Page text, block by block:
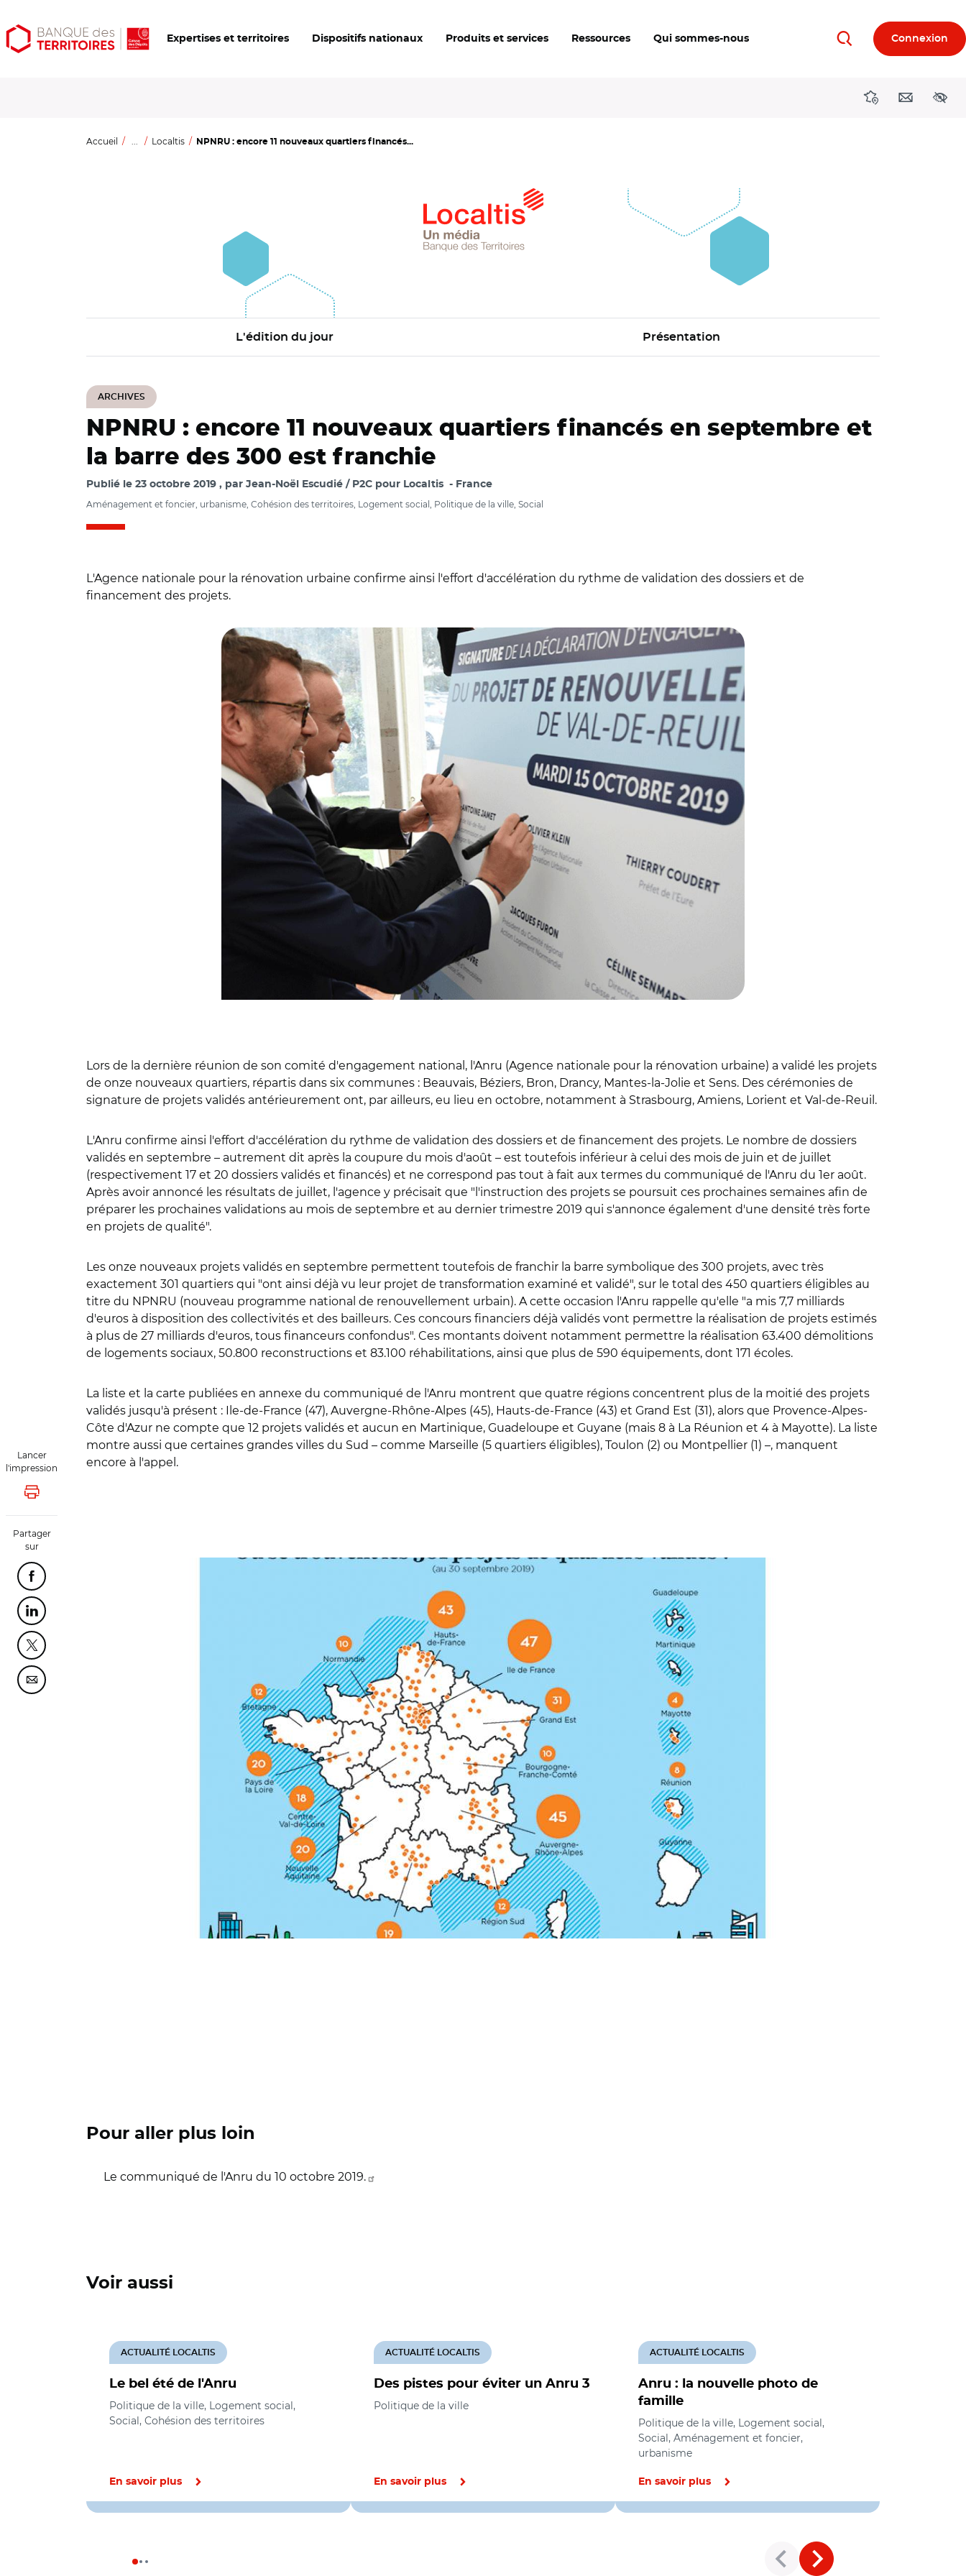
Aller
au
Aller
au
Ouvrir
les
Expertises et territoires Dispositifs nationaux Produits et services Ressources Qui sommes-nous RechercherConnexion
DirectionsContact
Accueil ... Localtis NPNRU : encore 11 nouveaux quartiers financés...
L'édition du jour Présentation
ARCHIVES
Lancer
l'impression
Lancer l'impression
Partager
sur
Partager cette page sur Facebook
Partager cette page sur Linkedin
Partager cette page sur Twitter
Partager cette page sur Courriel
NPNRU : encore 11 nouveaux quartiers financés en septembre et
la barre des 300 est franchie
Publié le 23 octobre 2019 par Jean-Noël Escudié / P2C pour Localtis France
Aménagement et foncier, urbanisme, Cohésion des territoires, Logement social, Politique de la ville, Social
L'Agence nationale pour la rénovation urbaine confirme ainsi l'effort d'accélération du rythme de validation des dossiers et de
financement des projets.
Lors de la dernière réunion de son comité d'engagement national, l'Anru (Agence nationale pour la rénovation urbaine) a validé les projets
de onze nouveaux quartiers, répartis dans six communes : Beauvais, Béziers, Bron, Drancy, Mantes-la-Jolie et Sens. Des cérémonies de
signature de projets validés antérieurement ont, par ailleurs, eu lieu en octobre, notamment à Strasbourg, Amiens, Lorient et Val-de-Reuil.
L'Anru confirme ainsi l'effort d'accélération du rythme de validation des dossiers et de financement des projets. Le nombre de dossiers
validés en septembre – autrement dit après la coupure du mois d'août – est toutefois inférieur à celui des mois de juin et de juillet
(respectivement 17 et 20 dossiers validés et financés) et ne correspond pas tout à fait aux termes du communiqué de l'Anru du 1er août.
Après avoir annoncé les résultats de juillet, l'agence y précisait que "l'instruction des projets se poursuit ces prochaines semaines afin de
préparer les prochaines validations au mois de septembre et au dernier trimestre 2019 qui s'annonce également d'une densité très forte
en projets de qualité".
Les onze nouveaux projets validés en septembre permettent toutefois de franchir la barre symbolique des 300 projets, avec très
exactement 301 quartiers qui "ont ainsi déjà vu leur projet de transformation examiné et validé", sur le total des 450 quartiers éligibles au
titre du NPNRU (nouveau programme national de renouvellement urbain). A cette occasion l'Anru rappelle qu'elle "a mis 7,7 milliards
d'euros à disposition des collectivités et des bailleurs. Ces concours financiers déjà validés vont permettre la réalisation de projets estimés
à plus de 27 milliards d'euros, tous financeurs confondus". Ces montants doivent notamment permettre la réalisation 63.400 démolitions
de logements sociaux, 50.800 reconstructions et 83.100 réhabilitations, ainsi que plus de 590 équipements, dont 171 écoles.
La liste et la carte publiées en annexe du communiqué de l'Anru montrent que quatre régions concentrent plus de la moitié des projets
validés jusqu'à présent : Ile-de-France (47), Auvergne-Rhône-Alpes (45), Hauts-de-France (43) et Grand Est (31), alors que Provence-Alpes-
Côte d'Azur ne compte que 12 projets validés et aucun en Martinique, Guadeloupe et Guyane (mais 8 à La Réunion et 4 à Mayotte). La liste
montre aussi que certaines grandes villes du Sud – comme Marseille (5 quartiers éligibles), Toulon (2) ou Montpellier (1) –, manquent
encore à l'appel.
Pour aller plus loin
Le communiqué de l'Anru du 10 octobre 2019.
Voir aussi
Le bel été de l'Anru
ACTUALITÉ LOCALTIS
Politique de la ville, Logement social,
Social, Cohésion des territoires
En savoir plus
Des pistes pour éviter un Anru 3
ACTUALITÉ LOCALTIS
Politique de la ville
En savoir plus
Anru : la nouvelle photo de
famille
ACTUALITÉ LOCALTIS
Politique de la ville, Logement social,
Social, Aménagement et foncier,
urbanisme
En savoir plus